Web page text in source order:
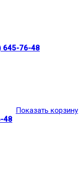
645-76-48
Показать корзину
48